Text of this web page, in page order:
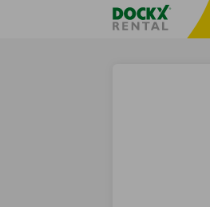
Taalselectie overslaanFratello DEMO